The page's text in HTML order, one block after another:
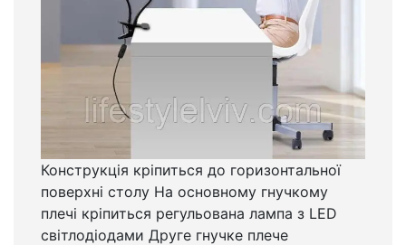
Конструкція кріпиться до горизонтальної
поверхні столу На основному гнучкому
плечі кріпиться регульована лампа з LED
світлодіодами Друге гнучке плече